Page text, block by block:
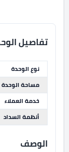
تفاصيل
نوع الوحدة
مساحة الوحدة
خدمة العملاء
أنظمة السداد
الوصف